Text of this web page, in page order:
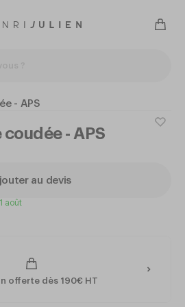
- APS
au devis
août
offerte dès 190€ HT